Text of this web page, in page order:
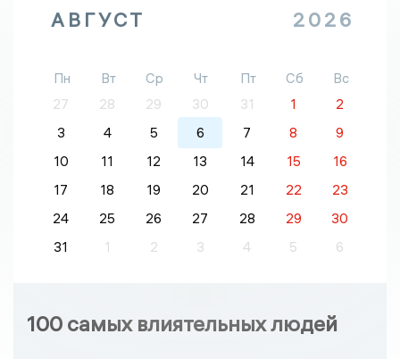
АВГУСТ 2026
Пн Вт Ср Чт Пт Сб
Вс
27
28 29 30 31 1
2
3
4 5 6 7 8
9
10
11 12 13 14 15
16
17
18 19 20 21 22
23
24
25 26 27 28 29
30
31
1 2 3 4 5 6
100 самых влиятельных людей